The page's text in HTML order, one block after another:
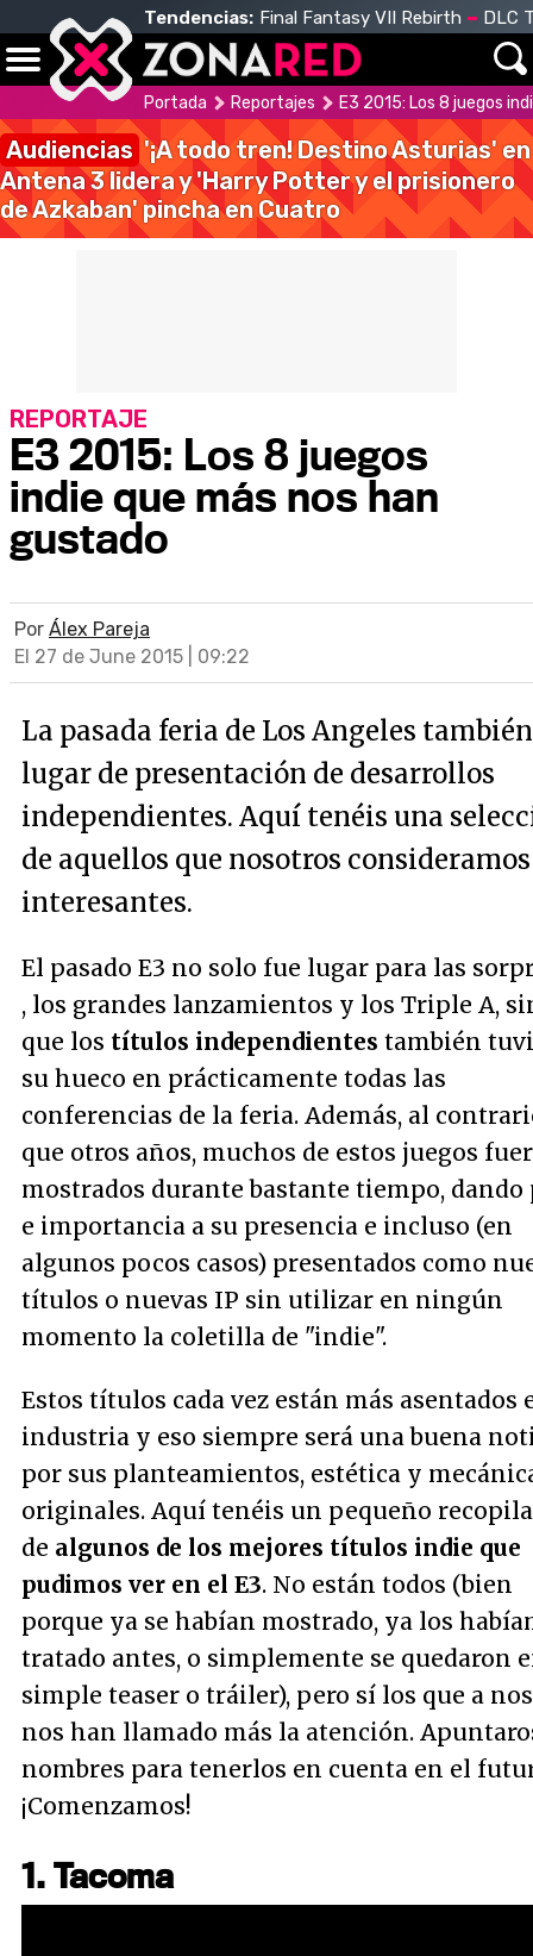
Tendencias: Final Fantasy VII Rebirth DLC
Portada Reportajes E3 2015: Los 8 juegos
Audiencias '¡A todo tren! Destino Asturias' en
Antena 3 lidera y 'Harry Potter y el prisionero
de Azkaban' pincha en Cuatro
E3 2015: Los 8 juegos
indie que más nos han
gustado
REPORTAJE
Por Álex Pareja
El 27 de June 2015 | 09:22
La pasada feria de Los Angeles
lugar de presentación de desarrollos
independientes. Aquí tenéis una
de aquellos que nosotros
interesantes.
El pasado E3 no solo fue lugar para las
, los grandes lanzamientos y los Triple A,
que los títulos independientes también
su hueco en prácticamente todas las
conferencias de la feria. Además, al
que otros años, muchos de estos juegos
mostrados durante bastante tiempo, dando
e importancia a su presencia e incluso (en
algunos pocos casos) presentados como
títulos o nuevas IP sin utilizar en ningún
momento la coletilla de "indie".
Estos títulos cada vez están más asentados
industria y eso siempre será una buena
por sus planteamientos, estética y
originales. Aquí tenéis un pequeño
de algunos de los mejores títulos indie que
pudimos ver en el E3. No están todos (bien
porque ya se habían mostrado, ya los
tratado antes, o simplemente se quedaron
simple teaser o tráiler), pero sí los que a
nos han llamado más la atención.
nombres para tenerlos en cuenta en el
¡Comenzamos!
1. Tacoma